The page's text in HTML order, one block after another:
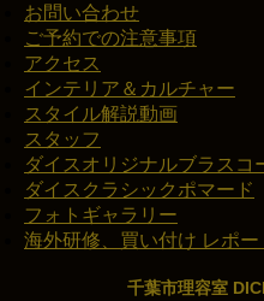
お問い合わせ
ご予約での注意事項
アクセス
インテリア＆カルチャー
スタイル解説動画
スタッフ
ダイスオリジナルブラスコ
ダイスクラシックポマード
フォトギャラリー
海外研修、買い付け レポー
千葉市理容室